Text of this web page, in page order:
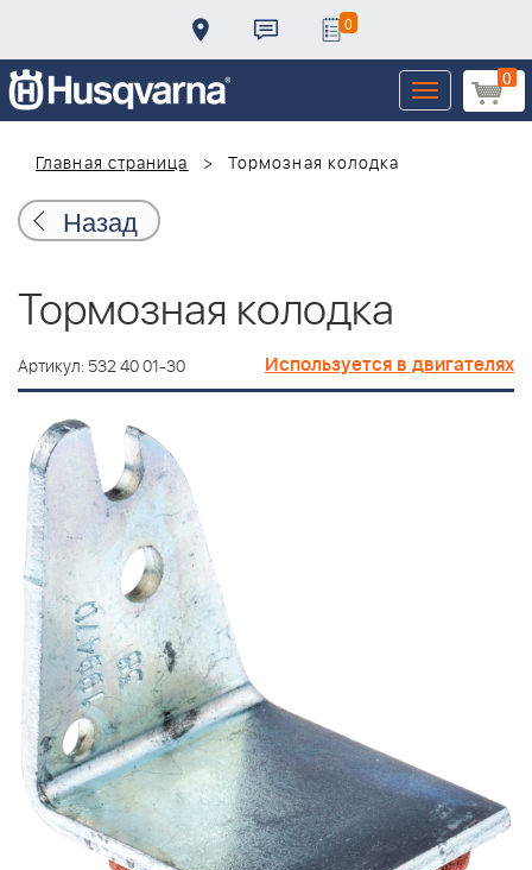
0
0
Toggle
navigation
Главная страница
Тормозная колодка
Назад
Тормозная колодка
Артикул: 532 40 01-30 Используется в двигателях